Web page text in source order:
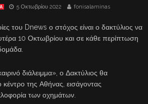
5 Οκτωβρίου 2022 fonisalaminas
του Dnews ο στόχος είναι ο δακτύλιος να
10 Οκτωβρίου και σε κάθε περίπτωση
διάλειμμα», ο Δακτύλιος θα
κέντρο της Αθήνας, εισάγοντας
των οχημάτων.